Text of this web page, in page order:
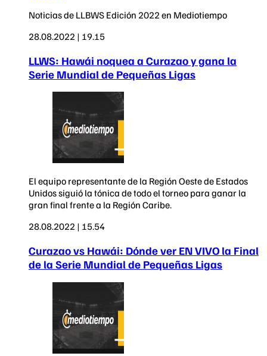
Noticias de LLBWS Edición 2022 en Mediotiempo
28.08.2022 | 19.15
LLWS: Hawái noquea a Curazao y gana la
Serie Mundial de Pequeñas Ligas
El equipo representante de la Región Oeste de Estados
Unidos siguió la tónica de todo el torneo para ganar la
gran final frente a la Región Caribe.
28.08.2022 | 15.54
Curazao vs Hawái: Dónde ver EN VIVO la Final
de la Serie Mundial de Pequeñas Ligas